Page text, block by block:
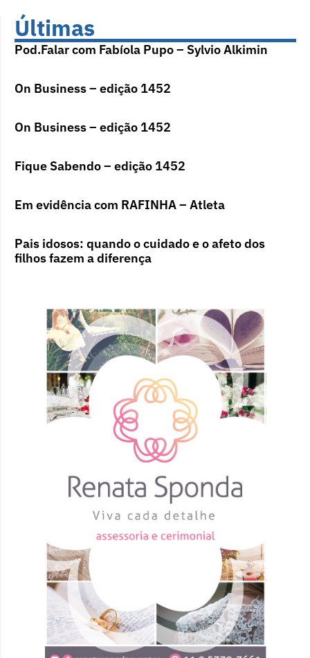
Últimas
Pod.Falar com Fabíola Pupo – Sylvio Alkimin
On Business – edição 1452
On Business – edição 1452
Fique Sabendo – edição 1452
Em evidência com RAFINHA – Atleta
Pais idosos: quando o cuidado e o afeto dos
filhos fazem a diferença